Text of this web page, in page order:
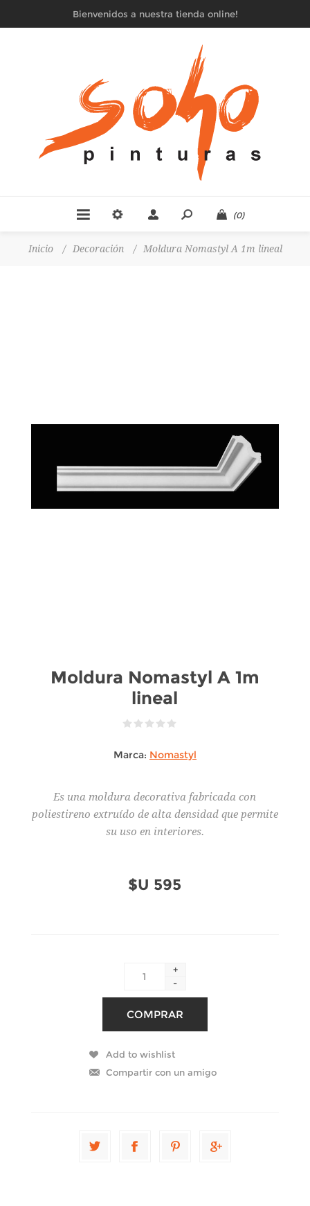
Bienvenidos a nuestra tienda online!
(0)
Inicio / Decoración / Moldura Nomastyl A 1m lineal
Moldura Nomastyl A 1m
lineal
Marca: Nomastyl
Es una moldura decorativa fabricada con
poliestireno extruído de alta densidad que permite
su uso en interiores.
$U 595
+
-